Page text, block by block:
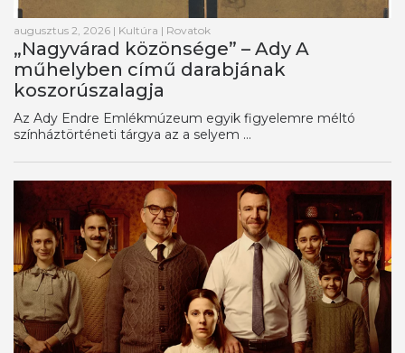
augusztus 2, 2026 | Kultúra | Rovatok
„Nagyvárad közönsége” – Ady A
műhelyben című darabjának
koszorúszalagja
Az Ady Endre Emlékmúzeum egyik figyelemre méltó
színháztörténeti tárgya az a selyem ...